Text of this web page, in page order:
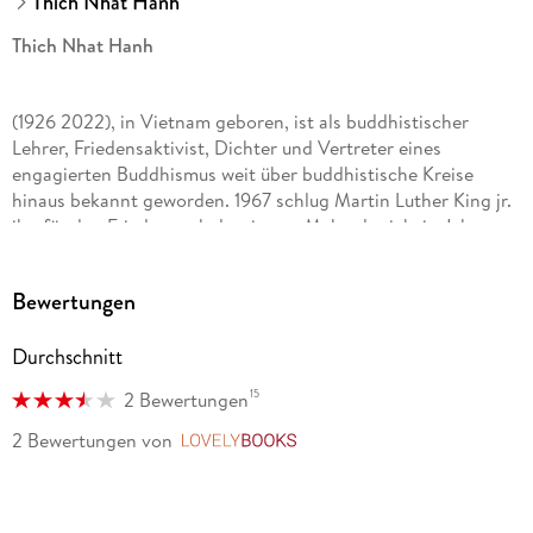
Thich Nhat Hanh
(1926 2022), in Vietnam geboren, ist als buddhistischer
Lehrer, Friedensaktivist, Dichter und Vertreter eines
engagierten Buddhismus weit über buddhistische Kreise
hinaus bekannt geworden. 1967 schlug Martin Luther King jr.
ihn für den Friedensnobelpreis vor. Mehr als siebzig Jahre
Fähigkeit, Menschen im Westen Buddhismus, Meditation und
Frankreich gründete er 1982 in der Nähe von Bordeaux das
bekannte Kloster Plum Village, mittlerweile gibt es weltweit
über tausend Praxiszentren und Klöster.
Bewertungen
Durchschnitt
2 Bewertungen15
2 Bewertungen von